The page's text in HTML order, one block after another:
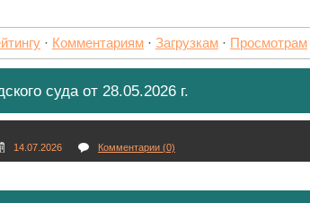
· Комментариям · Загрузкам · Просмотрам
суда от 28.05.2026 г.
14.07.2026 Комментарии (0)